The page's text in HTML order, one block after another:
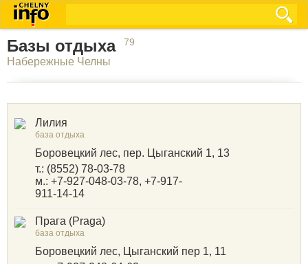
Базы отдыха 79
Набережные Челны
Лилия
база отдыха
Боровецкий лес, пер. Цыганский 1, 13
т.: (8552) 78-03-78
м.: +7-927-048-03-78, +7-917-
911-14-14
Прага (Praga)
база отдыха
Боровецкий лес, Цыганский пер 1, 11